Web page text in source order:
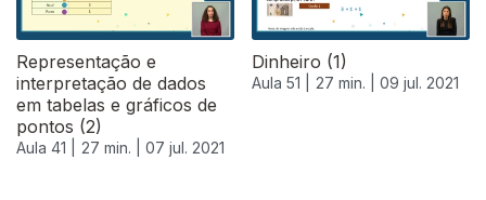
Representação e
interpretação de dados
em tabelas e gráficos de
pontos (2)
Aula 41 | 27 min. | 07 jul. 2021
Dinheiro (1)
Aula 51 | 27 min. | 09 jul. 2021